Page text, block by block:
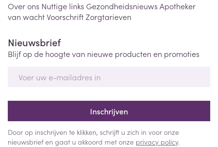
Over ons Nuttige links Gezondheidsnieuws Apotheker
van wachtVoorschriftZorgtarieven
Nieuwsbrief
Blijf op de hoogte van nieuwe producten en promoties
Inschrijven
Door op inschrijven te klikken, schrijft u zich in voor onze
nieuwsbrief en gaat u akkoord met onze privacy policy.